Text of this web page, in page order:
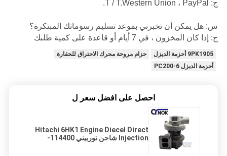
ج: T / T.Western Union ، PayPal.
س: هل يمكن أن تخبرني بموعد تسليم رسوماتك المبتكرة؟
ج: إذا كان المخزون ، في 7 أيام أو قاعدة على كمية طلبك
9PK1905 أحزمة الديزل
حزام مروحة محرك الاحتراق للحفارة
أحزمة الديزل PC200-6
احصل على افضل سعر ل
Hitachi 6HK1 Engine Diecel Direct
Injection شاحن توربيني 114400-